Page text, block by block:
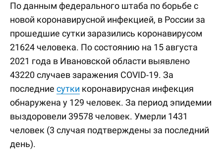
По данным федерального штаба по борьбе с
новой коронавирусной инфекцией, в России за
прошедшие сутки заразились коронавирусом
21624 человека. По состоянию на 15 августа
2021 года в Ивановской области выявлено
43220 случаев заражения COVID-19. За
последние сутки коронавирусная инфекция
обнаружена у 129 человек. За период эпидемии
выздоровели 39578 человек. Умерли 1431
человек (3 случая подтверждены за последний
день).